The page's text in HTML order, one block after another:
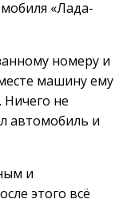
«Лада-
номеру и
машину ему
не
автомобиль и
и
этого всё